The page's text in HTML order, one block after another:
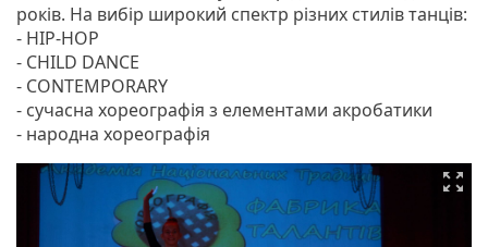
років. На вибір широкий спектр різних стилів танців:
- HIP-HOP
- CHILD DANCE
- CONTEMPORARY
- сучасна хореографія з елементами акробатики
- народна хореографія
